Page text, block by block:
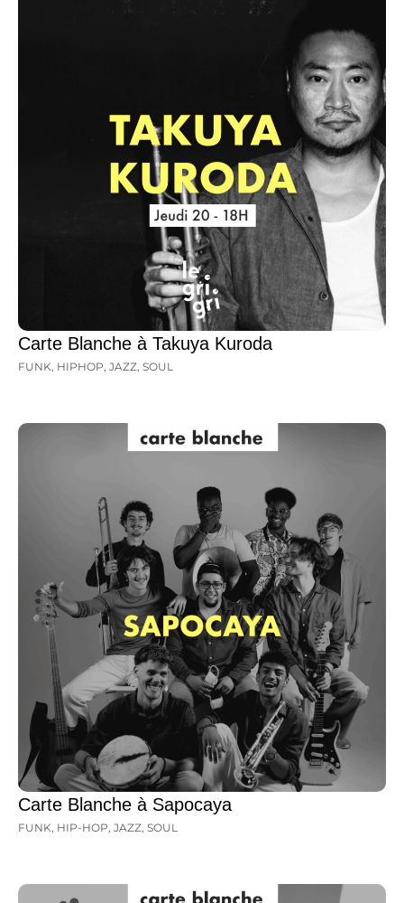
Carte Blanche à Takuya Kuroda
FUNK, HIPHOP, JAZZ, SOUL
Carte Blanche à Sapocaya
FUNK, HIP-HOP, JAZZ, SOUL